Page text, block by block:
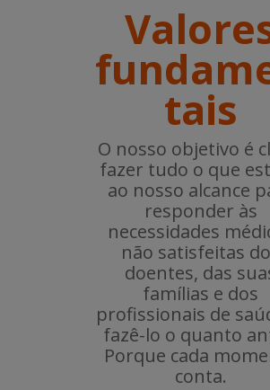
tais
O nosso objetivo é
fazer tudo o que
ao nosso alcance
responder às
necessidades
não satisfeitas
doentes, das
famílias e dos
profissionais de
fazê-lo o quanto
Porque cada
conta.